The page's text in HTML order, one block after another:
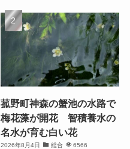
菰野町神森の蟹池の水路で
梅花藻が開花 智積養水の
名水が育む白い花
2026年8月4日 総合 6566